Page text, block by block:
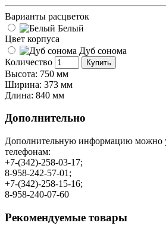
Варианты расцветок
Белый
Цвет корпуса
Дуб сонома
Количество
Купить
Высота: 750 мм
Ширина: 373 мм
Длина: 840 мм
Дополнительно
Дополнительную информацию можно
телефонам:
+7-(342)-258-03-17;
8-958-242-57-01;
+7-(342)-258-15-16;
8-958-240-07-60
Рекомендуемые товары